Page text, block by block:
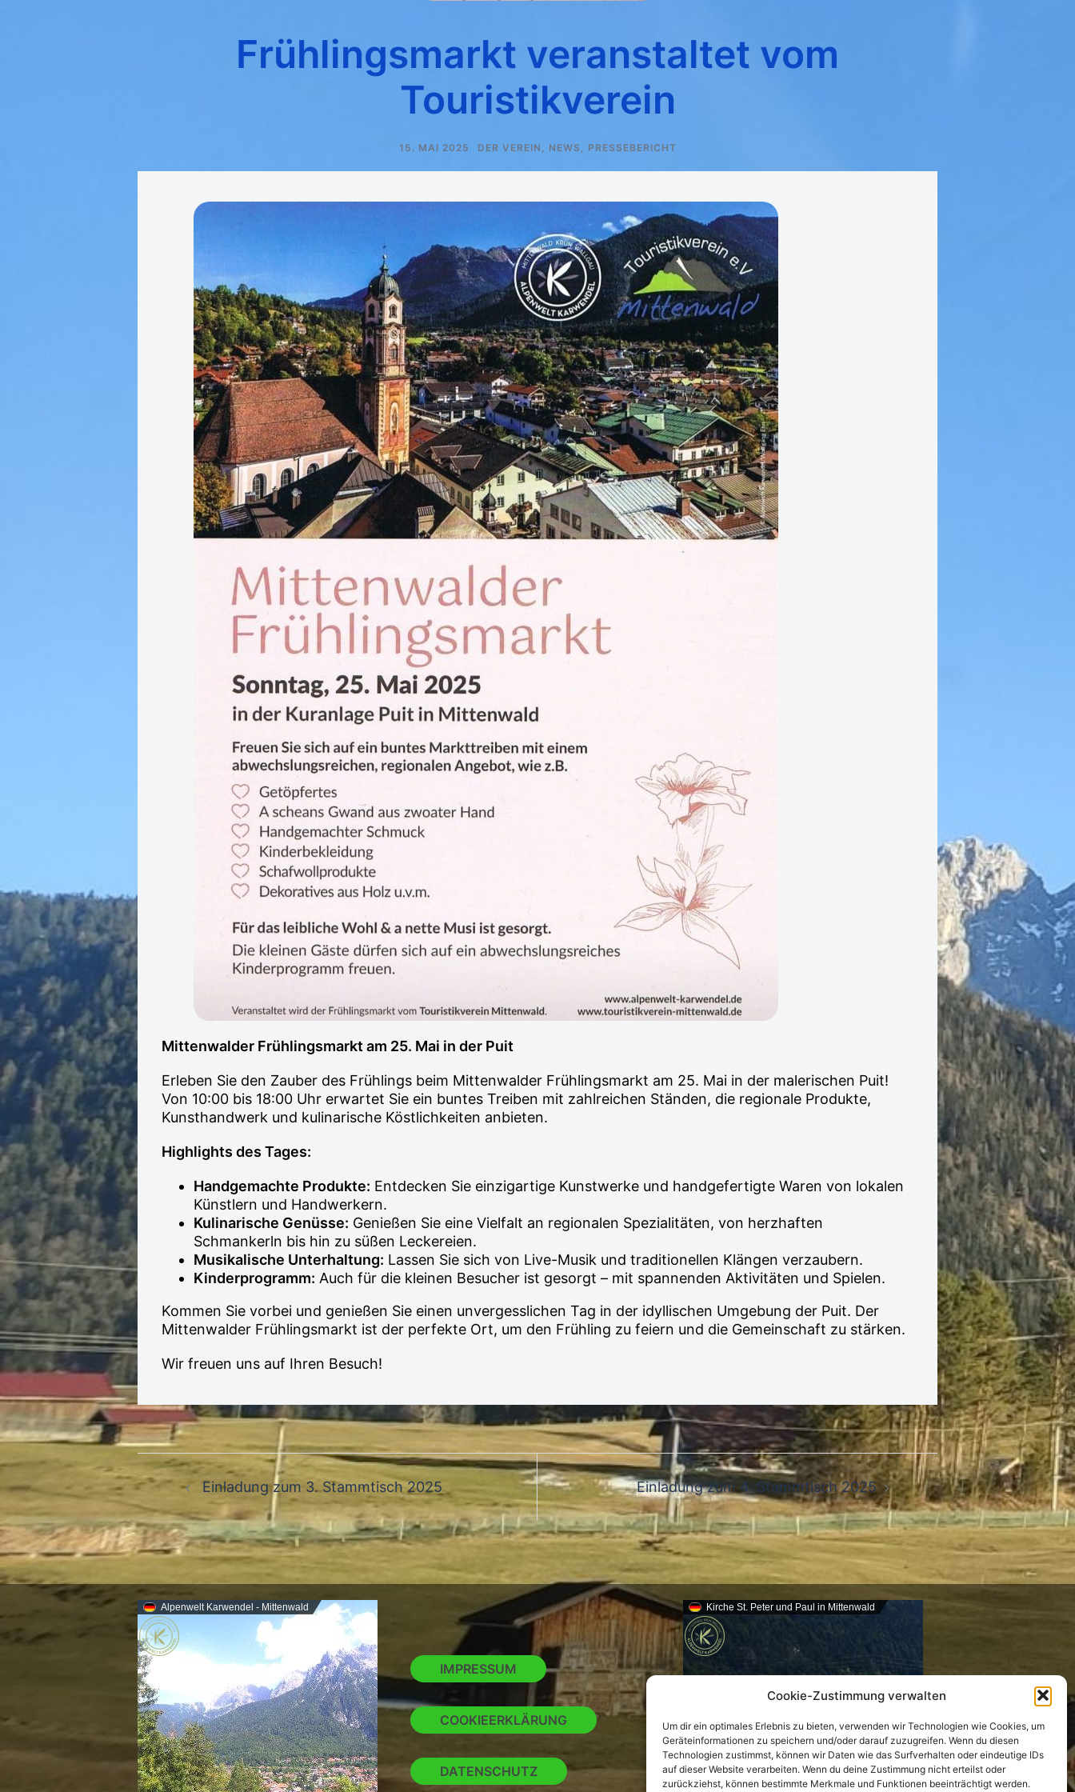
Cookie-Zustimmung verwalten
Um dir ein optimales Erlebnis zu bieten, verwenden wir Technologien wie Cookies, um
Geräteinformationen zu speichern und/oder darauf zuzugreifen. Wenn du diesen
Technologien zustimmst, können wir Daten wie das Surfverhalten oder eindeutige IDs
auf dieser Website verarbeiten. Wenn du deine Zustimmung nicht erteilst oder
zurückziehst, können bestimmte Merkmale und Funktionen beeinträchtigt werden.
Frühlingsmarkt veranstaltet vom
Touristikverein
15. MAI 2025 DER VEREIN NEWS PRESSEBERICHT
Mittenwalder Frühlingsmarkt am 25. Mai in der Puit
Erleben Sie den Zauber des Frühlings beim Mittenwalder Frühlingsmarkt am 25. Mai in der malerischen Puit!
Von 10:00 bis 18:00 Uhr erwartet Sie ein buntes Treiben mit zahlreichen Ständen, die regionale Produkte,
Kunsthandwerk und kulinarische Köstlichkeiten anbieten.
Highlights des Tages:
Handgemachte Produkte: Entdecken Sie einzigartige Kunstwerke und handgefertigte Waren von lokalen
Künstlern und Handwerkern.
Kulinarische Genüsse: Genießen Sie eine Vielfalt an regionalen Spezialitäten, von herzhaften
Schmankerln bis hin zu süßen Leckereien.
Musikalische Unterhaltung: Lassen Sie sich von Live-Musik und traditionellen Klängen verzaubern.
Kinderprogramm: Auch für die kleinen Besucher ist gesorgt – mit spannenden Aktivitäten und Spielen.
Kommen Sie vorbei und genießen Sie einen unvergesslichen Tag in der idyllischen Umgebung der Puit. Der
Mittenwalder Frühlingsmarkt ist der perfekte Ort, um den Frühling zu feiern und die Gemeinschaft zu stärken.
Wir freuen uns auf Ihren Besuch!
Beitragsnavigation
Einladung zum 3. Stammtisch 2025 Einladung zum 4. Stammtisch 2025
Alpenwelt Karwendel - Mittenwald
IMPRESSUM
COOKIEERKLÄRUNG
DATENSCHUTZ
Kirche St. Peter und Paul in Mittenwald